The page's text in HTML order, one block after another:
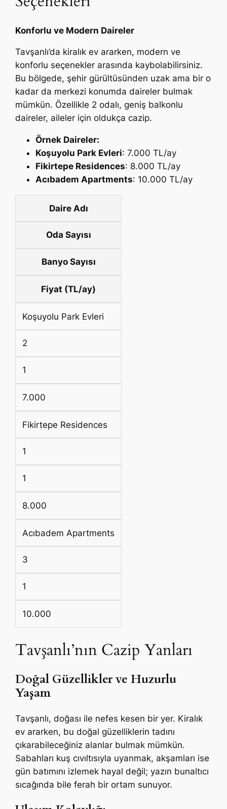
Konforlu ve Modern Daireler
Tavşanlı’da kiralık ev ararken, modern ve
konforlu seçenekler arasında kaybolabilirsiniz.
Bu bölgede, şehir gürültüsünden uzak ama bir o
kadar da merkezi konumda daireler bulmak
mümkün. Özellikle 2 odalı, geniş balkonlu
daireler, aileler için oldukça cazip.
Örnek Daireler:
Koşuyolu Park Evleri: 7.000 TL/ay
Fikirtepe Residences: 8.000 TL/ay
Acıbadem Apartments: 10.000 TL/ay
Daire Adı
Oda Sayısı
Banyo Sayısı
Fiyat (TL/ay)
Koşuyolu Park Evleri
2
1
7.000
Fikirtepe Residences
1
1
8.000
Acıbadem Apartments
3
1
10.000
Tavşanlı’nın Cazip Yanları
Doğal Güzellikler ve Huzurlu
Yaşam
Tavşanlı, doğası ile nefes kesen bir yer. Kiralık
ev ararken, bu doğal güzelliklerin tadını
çıkarabileceğiniz alanlar bulmak mümkün.
Sabahları kuş cıvıltısıyla uyanmak, akşamları ise
gün batımını izlemek hayal değil; yazın bunaltıcı
sıcağında bile ferah bir ortam sunuyor.